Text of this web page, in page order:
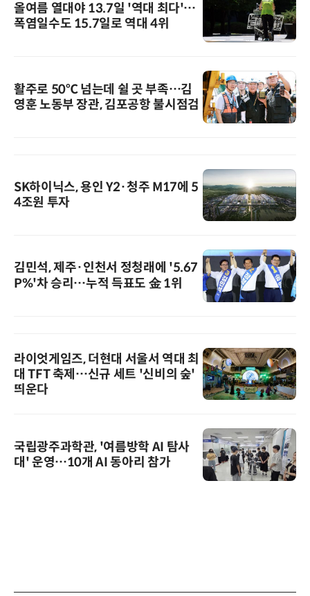
올여름 열대야 13.7일 '역대 최다'…
폭염일수도 15.7일로 역대 4위
활주로 50℃ 넘는데 쉴 곳 부족…김
영훈 노동부 장관, 김포공항 불시점검
SK하이닉스, 용인 Y2·청주 M17에 5
4조원 투자
김민석, 제주·인천서 정청래에 '5.67
P%'차 승리…누적 득표도 金 1위
라이엇게임즈, 더현대 서울서 역대 최
대 TFT 축제…신규 세트 '신비의 숲'
띄운다
국립광주과학관, '여름방학 AI 탐사
대' 운영…10개 AI 동아리 참가